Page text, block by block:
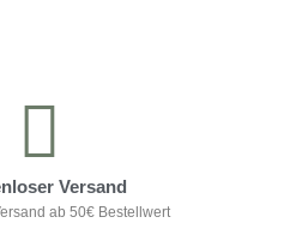
Versand
ab 50€ Bestellwert